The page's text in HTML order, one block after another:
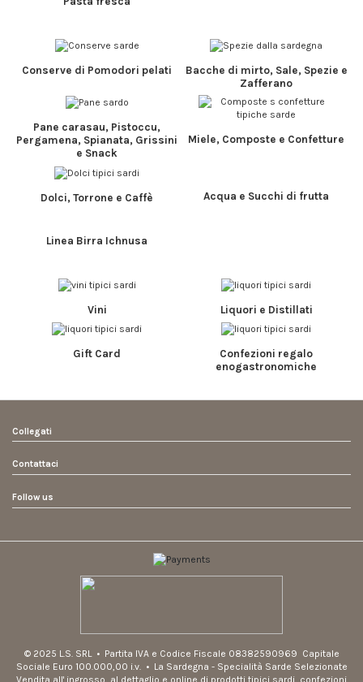
Conserve di Pomodori pelati
Bacche di mirto, Sale, Spezie e
Zafferano
Pane carasau, Pistoccu,
Pergamena, Spianata, Grissini
e Snack
Miele, Composte e Confetture
Dolci, Torrone e Caffè Acqua e Succhi di frutta
Linea Birra Ichnusa
Vini Liquori e Distillati
Gift Card
Confezioni regalo
enogastronomiche
Collegati
Contattaci
Follow us
© 2025 L.S. SRL • Partita IVA e Codice Fiscale 08382590969 Capitale
Sociale Euro 100.000,00 i.v. • La Sardegna - Specialità Sarde Selezionate
Vendita all' ingrosso, al dettaglio e online di prodotti tipici sardi, confezioni